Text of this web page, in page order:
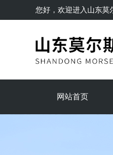
您好，欢迎进入 山东莫
网站首页